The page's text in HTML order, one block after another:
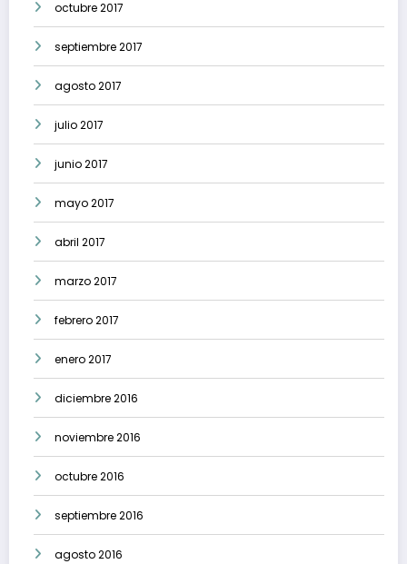
octubre 2017
septiembre 2017
agosto 2017
julio 2017
junio 2017
mayo 2017
abril 2017
marzo 2017
febrero 2017
enero 2017
diciembre 2016
noviembre 2016
octubre 2016
septiembre 2016
agosto 2016